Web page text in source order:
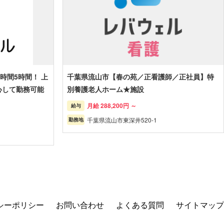
間5時間！ 上
て勤務可能
千葉県流山市【春の苑／正看護師／正社員】特
別養護老人ホーム★施設
給与 月給 288,200円 ～
勤務地 千葉県流山市東深井520-1
ーポリシー お問い合わせ よくある質問 サイトマップ